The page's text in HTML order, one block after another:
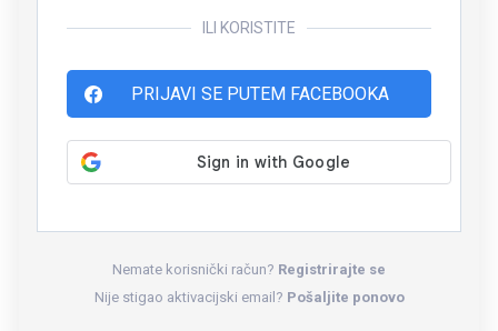
ILI KORISTITE
PRIJAVI SE PUTEM FACEBOOKA
Nemate korisnički račun? Registrirajte se
Nije stigao aktivacijski email? Pošaljite ponovo